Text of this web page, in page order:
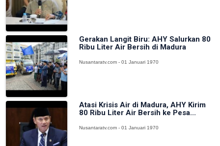
Gerakan Langit Biru: AHY Salurkan 80
Ribu Liter Air Bersih di Madura
Nusantaratv.com - 01 Januari 1970
Atasi Krisis Air di Madura, AHY Kirim
80 Ribu Liter Air Bersih ke Pesa...
Nusantaratv.com - 01 Januari 1970